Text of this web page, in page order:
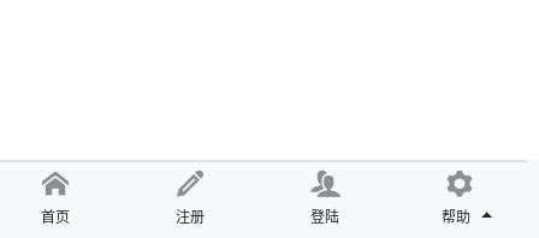
首页 注册 登陆 帮助